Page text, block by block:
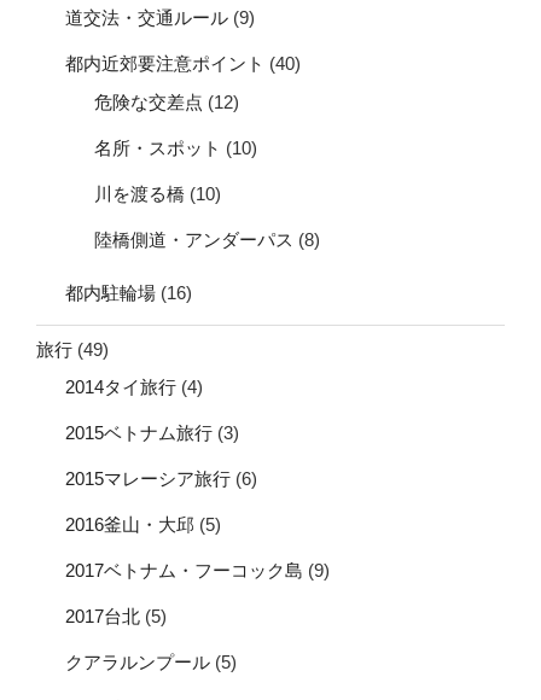
道交法・交通ルール (9)
都内近郊要注意ポイント (40)
危険な交差点 (12)
名所・スポット (10)
川を渡る橋 (10)
陸橋側道・アンダーパス (8)
都内駐輪場 (16)
旅行 (49)
2014タイ旅行 (4)
2015ベトナム旅行 (3)
2015マレーシア旅行 (6)
2016釜山・大邱 (5)
2017ベトナム・フーコック島 (9)
2017台北 (5)
クアラルンプール (5)